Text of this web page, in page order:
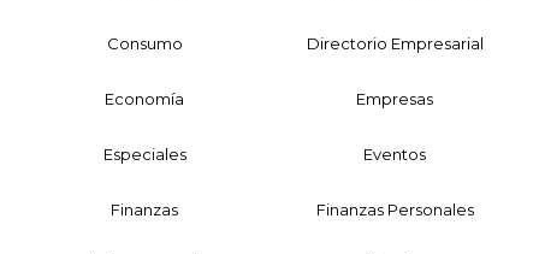
Consumo Directorio Empresarial
Economía Empresas
Especiales Eventos
Finanzas Finanzas Personales